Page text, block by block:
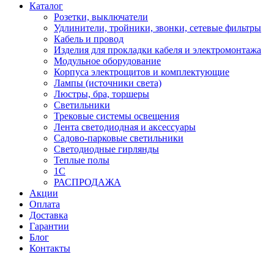
Каталог
Розетки, выключатели
Удлинители, тройники, звонки, сетевые фильтры
Кабель и провод
Изделия для прокладки кабеля и электромонтажа
Модульное оборудование
Корпуса электрощитов и комплектующие
Лампы (источники света)
Люстры, бра, торшеры
Светильники
Трековые системы освещения
Лента светодиодная и аксессуары
Садово-парковые светильники
Светодиодные гирлянды
Теплые полы
1С
РАСПРОДАЖА
Акции
Оплата
Доставка
Гарантии
Блог
Контакты